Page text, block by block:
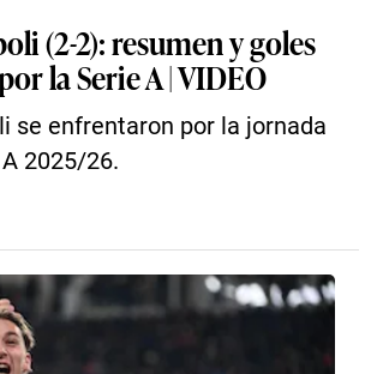
(2-2): resumen y goles
la Serie A | VIDEO
se enfrentaron por la jornada
2025/26.